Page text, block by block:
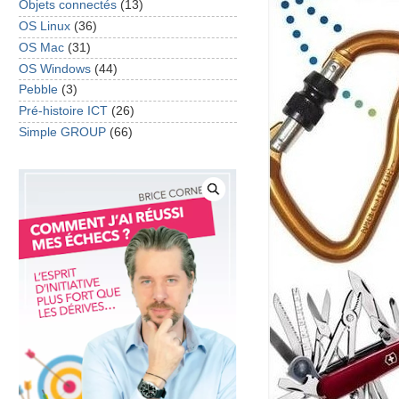
Objets connectés (13)
OS Linux (36)
OS Mac (31)
OS Windows (44)
Pebble (3)
Pré-histoire ICT (26)
Simple GROUP (66)